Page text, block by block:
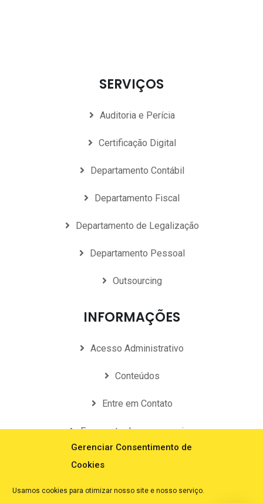
Gerenciar Consentimento de
Cookies
Usamos cookies para otimizar nosso site e nosso serviço.
SERVIÇOS
Auditoria e Perícia
Certificação Digital
Departamento Contábil
Departamento Fiscal
Departamento de Legalização
Departamento Pessoal
Outsourcing
INFORMAÇÕES
Acesso Administrativo
Conteúdos
Entre em Contato
Faça parte de nossa equipe
Perguntas Frequentes
Política de Privacidade